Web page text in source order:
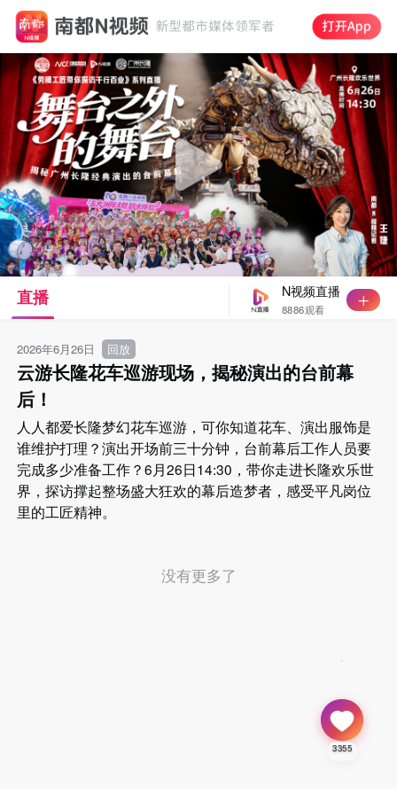
N视频直播
8886观看
直播
2026年6月26日 回放
云游长隆花车巡游现场，揭秘演出的台前幕
后！
人人都爱长隆梦幻花车巡游，可你知道花车、演出服饰是
谁维护打理？演出开场前三十分钟，台前幕后工作人员要
完成多少准备工作？6月26日14:30，带你走进长隆欢乐世
界，探访撑起整场盛大狂欢的幕后造梦者，感受平凡岗位
里的工匠精神。
没有更多了
3355